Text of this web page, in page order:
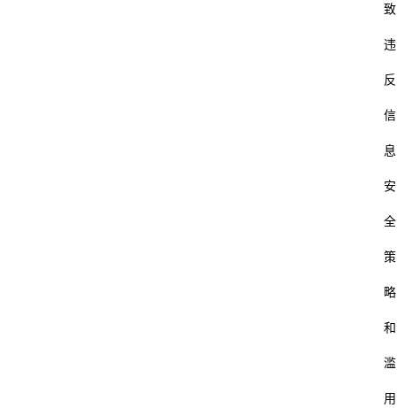
致
违
反
信
息
安
全
策
略
和
滥
用